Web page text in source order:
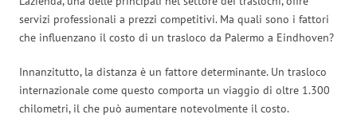
servizi professionali a prezzi competitivi. Ma quali sono i fattori
che influenzano il costo di un trasloco da Palermo a Eindhoven?
Innanzitutto, la distanza è un fattore determinante. Un trasloco
internazionale come questo comporta un viaggio di oltre 1.300
chilometri, il che può aumentare notevolmente il costo.